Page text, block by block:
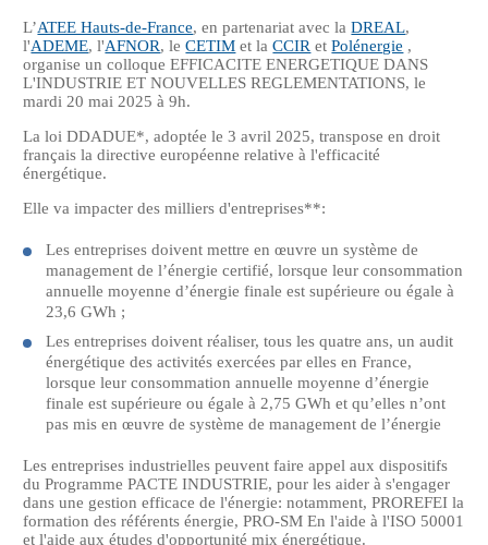
L’ATEE Hauts-de-France, en partenariat avec laDREAL,
l'ADEME, l'AFNOR, leCETIM et laCCIR etPolénergie ,
organise un colloque EFFICACITE ENERGETIQUE DANS
L'INDUSTRIE ET NOUVELLES REGLEMENTATIONS, le
mardi 20 mai 2025 à 9h.
La loi DDADUE*, adoptée le 3 avril 2025, transpose en droit
français la directive européenne relative à l'efficacité
énergétique.
Elle va impacter des milliers d'entreprises**:
Les entreprises doivent mettre en œuvre un système de
management de l’énergie certifié, lorsque leur consommation
annuelle moyenne d’énergie finale est supérieure ou égale à
23,6 GWh ;
Les entreprises doivent réaliser, tous les quatre ans, un audit
énergétique des activités exercées par elles en France,
lorsque leur consommation annuelle moyenne d’énergie
finale est supérieure ou égale à 2,75 GWh et qu’elles n’ont
pas mis en œuvre de système de management de l’énergie
Les entreprises industrielles peuvent faire appel aux dispositifs
du Programme PACTE INDUSTRIE, pour les aider à s'engager
dans une gestion efficace de l'énergie: notamment, PROREFEI la
formation des référents énergie, PRO-SM En l'aide à l'ISO 50001
et l'aide aux études d'opportunité mix énergétique.